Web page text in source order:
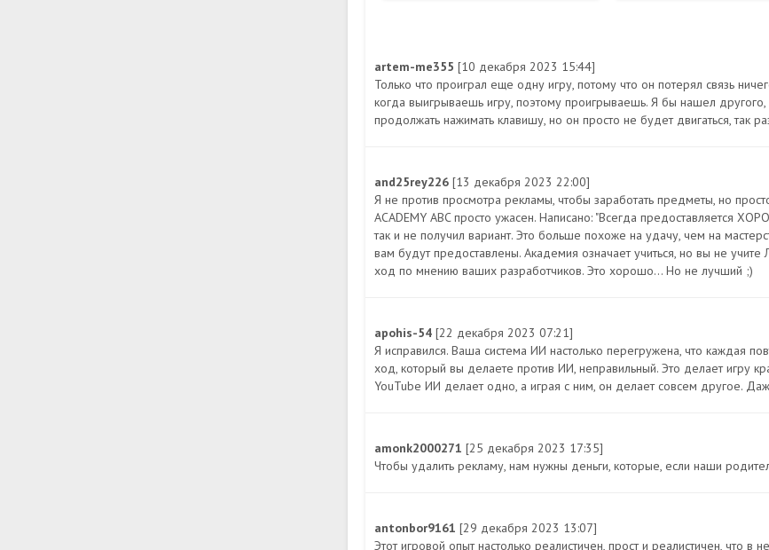
artem-me355 [10 декабря 2023 15:44]
Только что проиграл еще одну игру, потому что он потерял связь
когда выигрываешь игру, поэтому проигрываешь. Я бы нашел другого,
продолжать нажимать клавишу, но он просто не будет двигаться, так
and25rey226 [13 декабря 2023 22:00]
Я не против просмотра рекламы, чтобы заработать предметы, но
ACADEMY ABC просто ужасен. Написано: "Всегда предоставляется
так и не получил вариант. Это больше похоже на удачу, чем на
вам будут предоставлены. Академия означает учиться, но вы не
ход по мнению ваших разработчиков. Это хорошо... Но не лучший ;)
apohis-54 [22 декабря 2023 07:21]
Я исправился. Ваша система ИИ настолько перегружена, что каждая
ход, который вы делаете против ИИ, неправильный. Это делает игру
YouTube ИИ делает одно, а играя с ним, он делает совсем другое.
amonk2000271 [25 декабря 2023 17:35]
Чтобы удалить рекламу, нам нужны деньги, которые, если наши
antonbor9161 [29 декабря 2023 13:07]
Этот игровой опыт настолько реалистичен, прост и реалистичен, что в